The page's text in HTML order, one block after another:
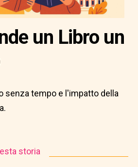
un Libro un
senza tempo e l'impatto della
storia